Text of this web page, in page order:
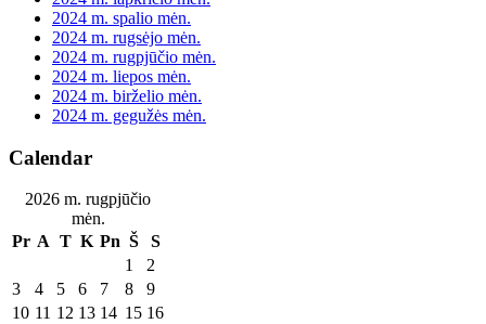
2024 m. spalio mėn.
2024 m. rugsėjo mėn.
2024 m. rugpjūčio mėn.
2024 m. liepos mėn.
2024 m. birželio mėn.
2024 m. gegužės mėn.
Calendar
2026 m. rugpjūčio
mėn.
Pr A T K Pn Š
S
1
2
3
4 5 6 7 8
9
10 11 12 13 14 15 16